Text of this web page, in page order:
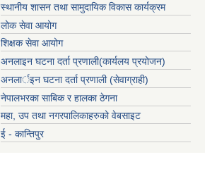
स्थानीय शासन तथा सामुदायिक विकास कार्यक्रम
लोक सेवा आयोग
शिक्षक सेवा आयोग
अनलाइन घटना दर्ता प्रणाली(कार्यलय प्रयोजन)
अनलार्इन घटना दर्ता प्रणाली (सेवाग्राही)
नेपालभरका साबिक र हालका ठेगना
महा, उप तथा नगरपालिकाहरुको वेबसाइट
ई - कान्तिपुर